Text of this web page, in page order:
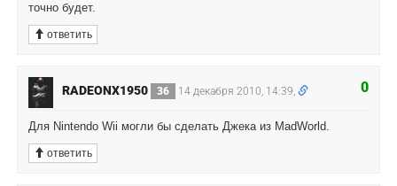
точно будет.
ответить
0
RADEONX1950 36 14 декабря 2010, 14:39,
Для Nintendo Wii могли бы сделать Джека из MadWorld.
ответить